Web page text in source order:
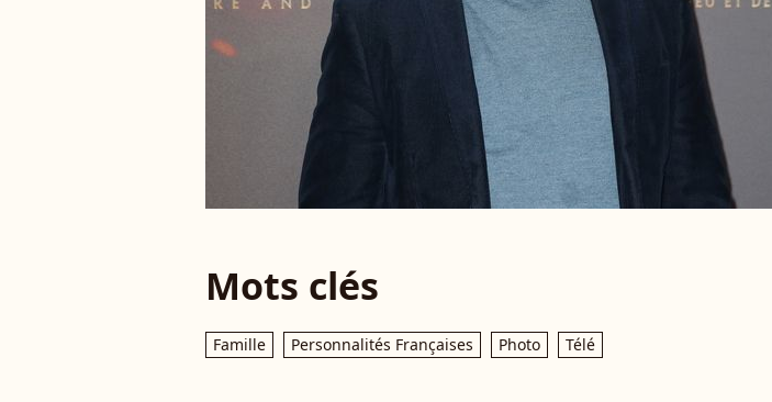
Mots clés
Famille Personnalités Françaises Photo Télé